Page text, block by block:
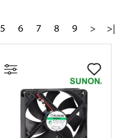
5 6 7 8 9 > >|